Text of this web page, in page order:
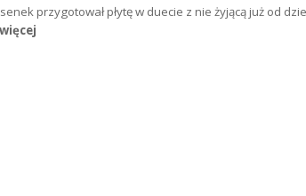
przygotował płytę w duecie z nie żyjącą już od